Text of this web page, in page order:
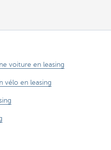
voiture en leasing
vélo en leasing